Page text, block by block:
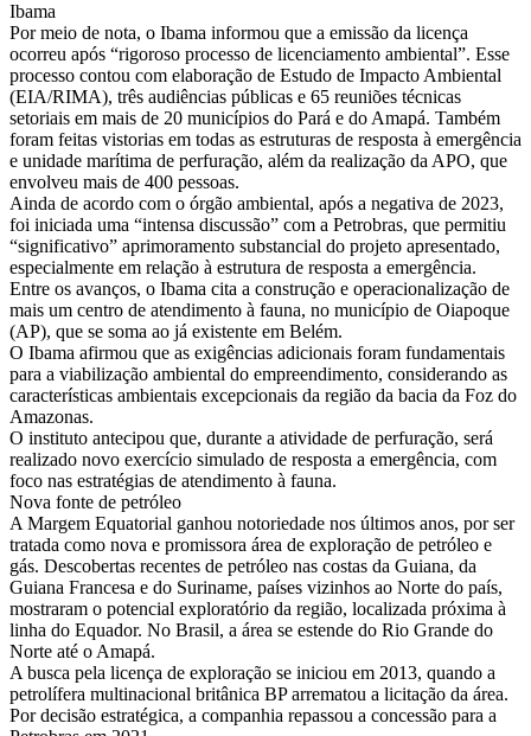
Ibama
Por meio de nota, o Ibama informou que a emissão da licença
ocorreu após “rigoroso processo de licenciamento ambiental”. Esse
processo contou com elaboração de Estudo de Impacto Ambiental
(EIA/RIMA), três audiências públicas e 65 reuniões técnicas
setoriais em mais de 20 municípios do Pará e do Amapá. Também
foram feitas vistorias em todas as estruturas de resposta à emergência
e unidade marítima de perfuração, além da realização da APO, que
envolveu mais de 400 pessoas.
Ainda de acordo com o órgão ambiental, após a negativa de 2023,
foi iniciada uma “intensa discussão” com a Petrobras, que permitiu
“significativo” aprimoramento substancial do projeto apresentado,
especialmente em relação à estrutura de resposta a emergência.
Entre os avanços, o Ibama cita a construção e operacionalização de
mais um centro de atendimento à fauna, no município de Oiapoque
(AP), que se soma ao já existente em Belém.
O Ibama afirmou que as exigências adicionais foram fundamentais
para a viabilização ambiental do empreendimento, considerando as
características ambientais excepcionais da região da bacia da Foz do
Amazonas.
O instituto antecipou que, durante a atividade de perfuração, será
realizado novo exercício simulado de resposta a emergência, com
foco nas estratégias de atendimento à fauna.
Nova fonte de petróleo
A Margem Equatorial ganhou notoriedade nos últimos anos, por ser
tratada como nova e promissora área de exploração de petróleo e
gás. Descobertas recentes de petróleo nas costas da Guiana, da
Guiana Francesa e do Suriname, países vizinhos ao Norte do país,
mostraram o potencial exploratório da região, localizada próxima à
linha do Equador. No Brasil, a área se estende do Rio Grande do
Norte até o Amapá.
A busca pela licença de exploração se iniciou em 2013, quando a
petrolífera multinacional britânica BP arrematou a licitação da área.
Por decisão estratégica, a companhia repassou a concessão para a